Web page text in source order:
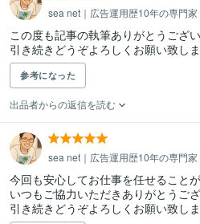
sea net｜広告運用歴10年の専門家
この度も記事の執筆ありがとうござい
引き続きどうぞよろしくお願い致しま
参考になった
出品者からの返信を読む
sea net｜広告運用歴10年の専門家
今回も安心してお仕事を任せることが
いつもご協力いただきありがとうご
引き続きどうぞよろしくお願い致しま